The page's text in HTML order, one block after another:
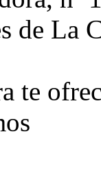
de La
te